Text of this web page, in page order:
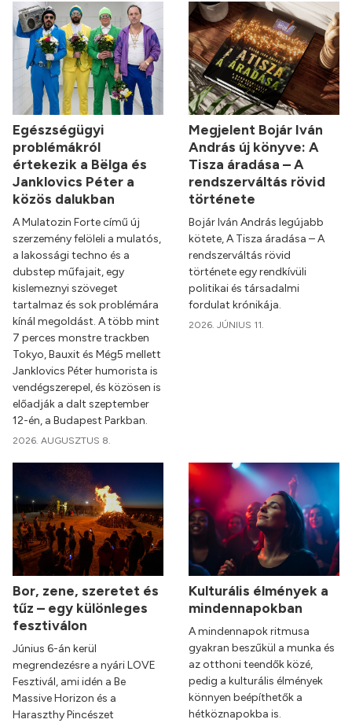
Egészségügyi
problémákról
értekezik a Bëlga és
Janklovics Péter a
közös dalukban
A Mulatozin Forte című új
szerzemény felöleli a mulatós,
a lakossági techno és a
dubstep műfajait, egy
kislemeznyi szöveget
tartalmaz és sok problémára
kínál megoldást. A több mint
7 perces monstre trackben
Tokyo, Bauxit és Még5 mellett
Janklovics Péter humorista is
vendégszerepel, és közösen is
előadják a dalt szeptember
12-én, a Budapest Parkban.
2026. AUGUSZTUS 8.
Megjelent Bojár Iván
András új könyve: A
Tisza áradása – A
rendszerváltás rövid
története
Bojár Iván András legújabb
kötete, A Tisza áradása – A
rendszerváltás rövid
története egy rendkívüli
politikai és társadalmi
fordulat krónikája.
2026. JÚNIUS 11.
Bor, zene, szeretet és
tűz – egy különleges
fesztiválon
Június 6-án kerül
megrendezésre a nyári LOVE
Fesztivál, ami idén a Be
Massive Horizon és a
Haraszthy Pincészet
Kulturális élmények a
mindennapokban
A mindennapok ritmusa
gyakran beszűkül a munka és
az otthoni teendők közé,
pedig a kulturális élmények
könnyen beépíthetők a
hétköznapokba is.